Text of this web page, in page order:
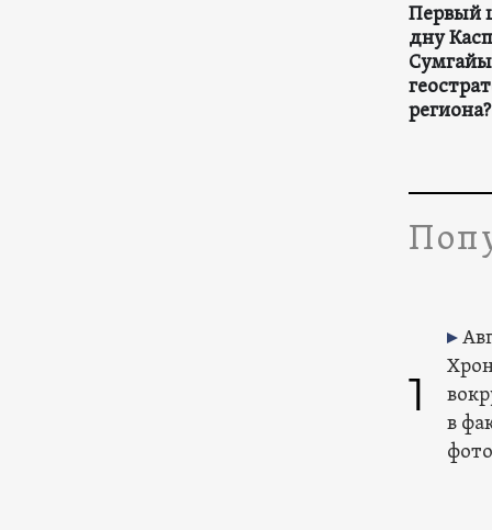
Первый
дну
региона?
1
в